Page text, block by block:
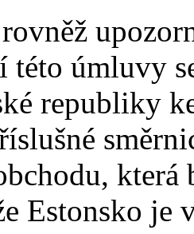
této úmluvy
republiky
která
Estonsko je